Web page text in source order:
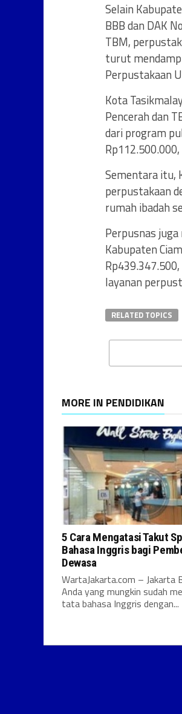
Selain
BBB dan DAK
TBM,
turut
Perpustakaan
Kota
Pencerah dan
dari program
Sementara itu,
perpustakaan
rumah ibadah
Perpusnas
Kabupaten
layanan
RELATED TOPICS
MORE IN PENDIDIKAN
5 Cara Mengatasi Takut
Bahasa Inggris bagi
Dewasa
WartaJakarta.com – Jakarta
Anda yang mungkin sudah
tata bahasa Inggris dengan...